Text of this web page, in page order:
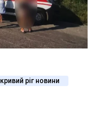
кривий ріг новини